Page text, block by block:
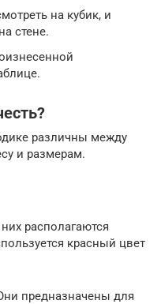
на кубик, и
стене.
различны между
и размерам.
располагаются
красный цвет
предназначены для